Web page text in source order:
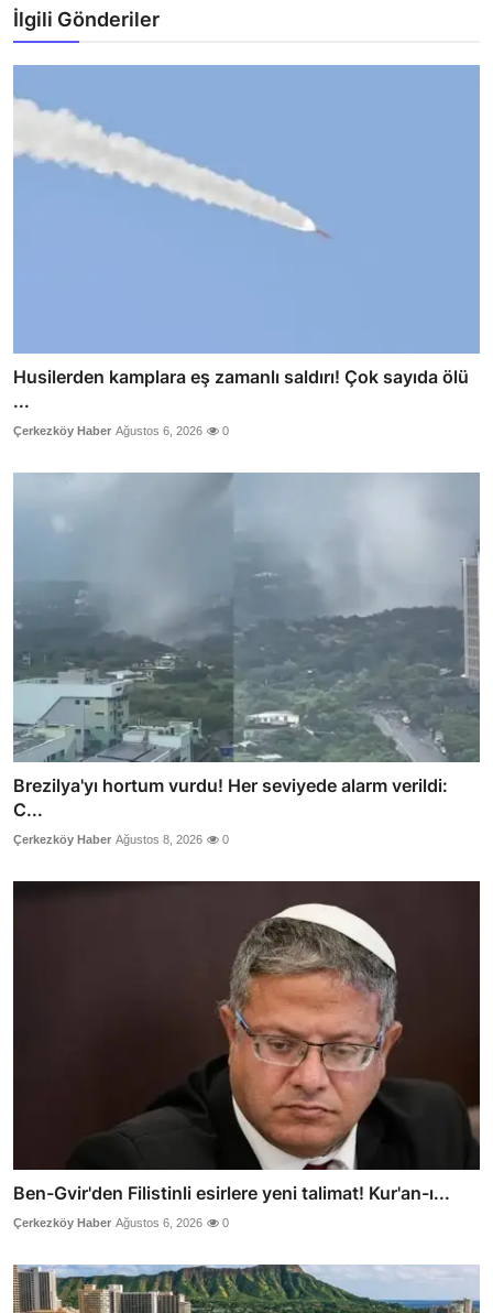
İlgili Gönderiler
Husilerden kamplara eş zamanlı saldırı! Çok sayıda ölü
...
Çerkezköy Haber Ağustos 6, 2026 0
Brezilya'yı hortum vurdu! Her seviyede alarm verildi:
C...
Çerkezköy Haber Ağustos 8, 2026 0
Ben-Gvir'den Filistinli esirlere yeni talimat! Kur'an-ı...
Çerkezköy Haber Ağustos 6, 2026 0